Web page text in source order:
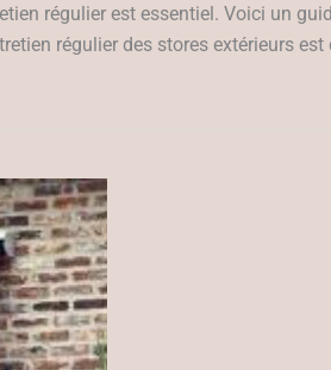
régulier est essentiel. Voici un
régulier des stores extérieurs